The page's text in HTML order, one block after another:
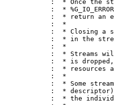
:  * Once the
:  *
:  * return an
:  *
:  * Closing a
:  * in the
:  *
:  * Streams
:  * is
:  * resources
:  *
:  * Some
:  *
:  * the